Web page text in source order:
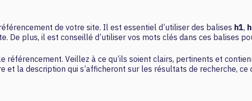
de votre site. Il est essentiel d’utiliser des balises h1,
De plus, il est conseillé d’utiliser vos mots clés dans ces balises
Veillez à ce qu’ils soient clairs, pertinents et
et la description qui s’afficheront sur les résultats de recherche,